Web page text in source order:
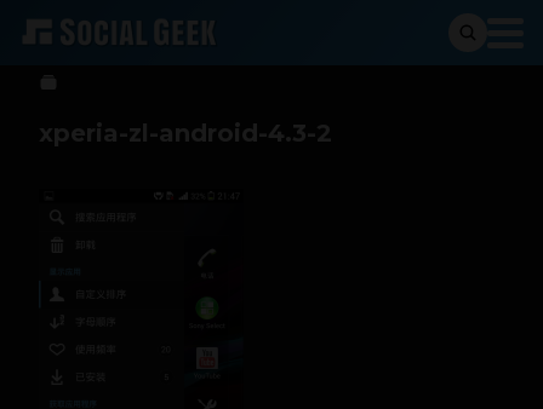
Sergio Ramos 8 de diciembre de 2013
xperia-zl-android-4.3-2